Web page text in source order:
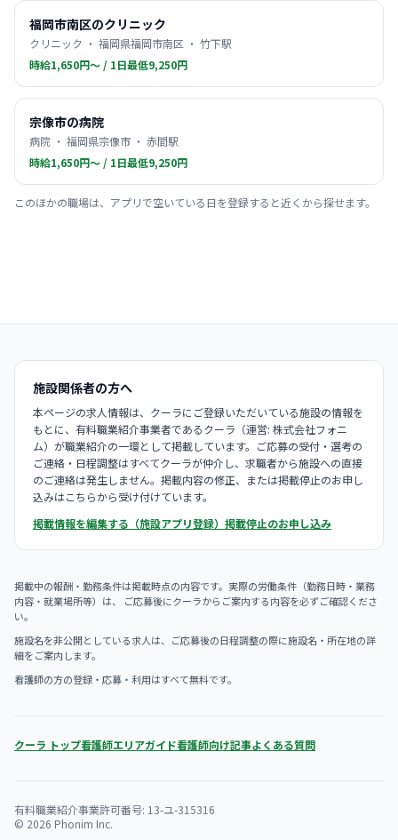
福岡市南区のクリニック
クリニック ・ 福岡県福岡市南区 ・ 竹下駅
時給1,650円〜 / 1日最低9,250円
宗像市の病院
病院 ・ 福岡県宗像市 ・ 赤間駅
時給1,650円〜 / 1日最低9,250円
このほかの職場は、アプリで空いている日を登録すると近くから探せます。
施設関係者の方へ
本ページの求人情報は、クーラにご登録いただいている施設の情報を
もとに、有料職業紹介事業者であるクーラ（運営: 株式会社フォニ
ム）が職業紹介の一環として掲載しています。ご応募の受付・選考の
ご連絡・日程調整はすべてクーラが仲介し、求職者から施設への直接
のご連絡は発生しません。掲載内容の修正、または掲載停止のお申し
込みはこちらから受け付けています。
掲載情報を編集する（施設アプリ登録） 掲載停止のお申し込み
掲載中の報酬・勤務条件は掲載時点の内容です。実際の労働条件（勤務日時・業務
内容・就業場所等）は、 ご応募後にクーラからご案内する内容を必ずご確認くださ
い。
施設名を非公開としている求人は、ご応募後の日程調整の際に施設名・所在地の詳
細をご案内します。
看護師の方の登録・応募・利用はすべて無料です。
クーラ トップ看護師エリアガイド看護師向け記事よくある質問
有料職業紹介事業許可番号: 13-ユ-315316
© 2026 Phonim Inc.